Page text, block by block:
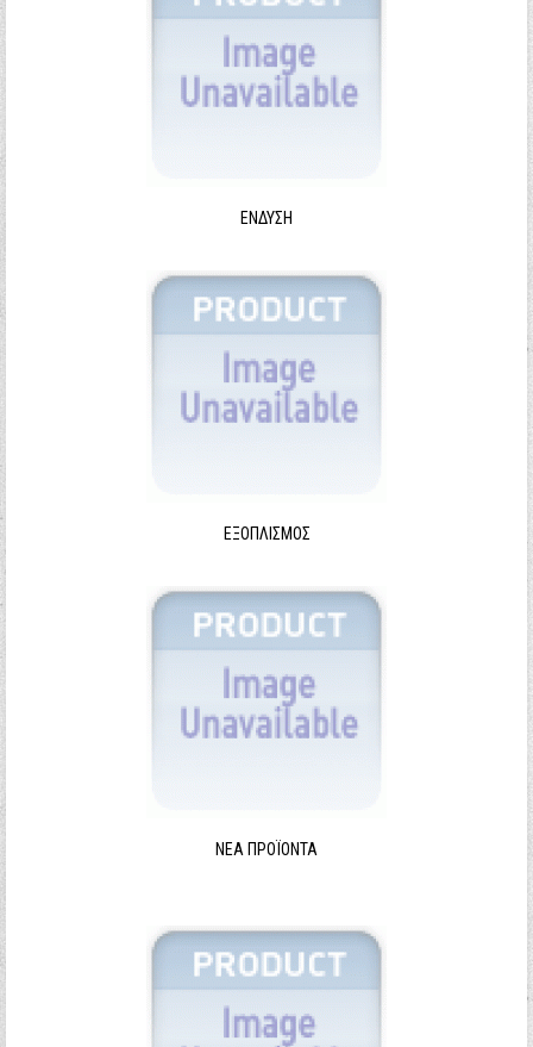
ΈΝΔΥΣΗ
ΕΞΟΠΛΙΣΜΌΣ
ΝΈΑ ΠΡΟΪΌΝΤΑ